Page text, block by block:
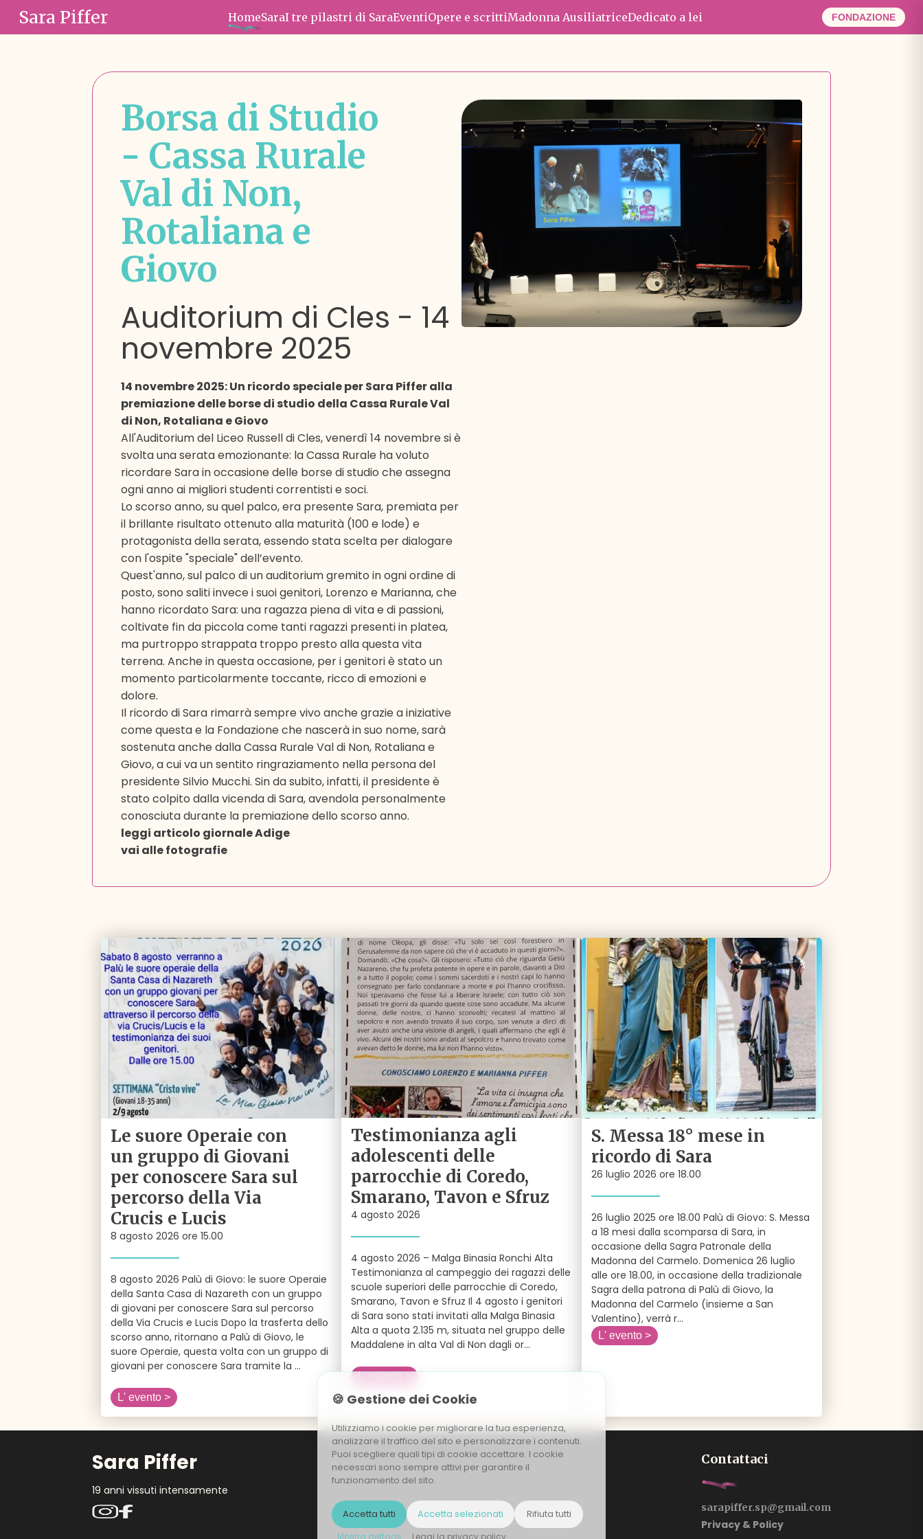
Sara Piffer HomeSaraI tre pilastri di SaraEventiOpere e scrittiMadonna AusiliatriceDedicato a lei FONDAZIONE
Borsa di Studio
- Cassa Rurale
Val di Non,
Rotaliana e
Giovo
Auditorium di Cles - 14
novembre 2025
14 novembre 2025: Un ricordo speciale per Sara Piffer alla
premiazione delle borse di studio della Cassa Rurale Val
di Non, Rotaliana e Giovo
All'Auditorium del Liceo Russell di Cles, venerdì 14 novembre si è
svolta una serata emozionante: la Cassa Rurale ha voluto
ricordare Sara in occasione delle borse di studio che assegna
ogni anno ai migliori studenti correntisti e soci.
Lo scorso anno, su quel palco, era presente Sara, premiata per
il brillante risultato ottenuto alla maturità (100 e lode) e
protagonista della serata, essendo stata scelta per dialogare
con l'ospite "speciale" dell’evento.
Quest'anno, sul palco di un auditorium gremito in ogni ordine di
posto, sono saliti invece i suoi genitori, Lorenzo e Marianna, che
hanno ricordato Sara: una ragazza piena di vita e di passioni,
coltivate fin da piccola come tanti ragazzi presenti in platea,
ma purtroppo strappata troppo presto alla questa vita
terrena. Anche in questa occasione, per i genitori è stato un
momento particolarmente toccante, ricco di emozioni e
dolore.
Il ricordo di Sara rimarrà sempre vivo anche grazie a iniziative
come questa e la Fondazione che nascerà in suo nome, sarà
sostenuta anche dalla Cassa Rurale Val di Non, Rotaliana e
Giovo, a cui va un sentito ringraziamento nella persona del
presidente Silvio Mucchi. Sin da subito, infatti, il presidente è
stato colpito dalla vicenda di Sara, avendola personalmente
conosciuta durante la premiazione dello scorso anno.
leggi articolo giornale Adige
vai alle fotografie
Le suore Operaie con
un gruppo di Giovani
per conoscere Sara sul
percorso della Via
Crucis e Lucis
8 agosto 2026 ore 15.00
8 agosto 2026 Palù di Giovo: le suore Operaie
della Santa Casa di Nazareth con un gruppo
di giovani per conoscere Sara sul percorso
della Via Crucis e Lucis Dopo la trasferta dello
scorso anno, ritornano a Palù di Giovo, le
suore Operaie, questa volta con un gruppo di
giovani per conoscere Sara tramite la ...
L' evento >
Testimonianza agli
adolescenti delle
parrocchie di Coredo,
Smarano, Tavon e Sfruz
4 agosto 2026
4 agosto 2026 – Malga Binasia Ronchi Alta
Testimonianza al campeggio dei ragazzi delle
scuole superiori delle parrocchie di Coredo,
Smarano, Tavon e Sfruz Il 4 agosto i genitori
di Sara sono stati invitati alla Malga Binasia
Alta a quota 2.135 m, situata nel gruppo delle
Maddalene in alta Val di Non dagli or...
L' evento >
S. Messa 18° mese in
ricordo di Sara
26 luglio 2026 ore 18.00
26 luglio 2025 ore 18.00 Palù di Giovo: S. Messa
a 18 mesi dalla scomparsa di Sara, in
occasione della Sagra Patronale della
Madonna del Carmelo. Domenica 26 luglio
alle ore 18.00, in occasione della tradizionale
Sagra della patrona di Palù di Giovo, la
Madonna del Carmelo (insieme a San
Valentino), verrà r...
L' evento >
Sara Piffer
19 anni vissuti intensamente
Contattaci
sarapiffer.sp@gmail.com
Privacy & Policy
🍪 Gestione dei Cookie
Utilizziamo i cookie per migliorare la tua esperienza,
analizzare il traffico del sito e personalizzare i contenuti.
Puoi scegliere quali tipi di cookie accettare. I cookie
necessari sono sempre attivi per garantire il
funzionamento del sito.
Accetta tutti Accetta selezionati Rifiuta tutti
Mostra dettagli Leggi la privacy policy